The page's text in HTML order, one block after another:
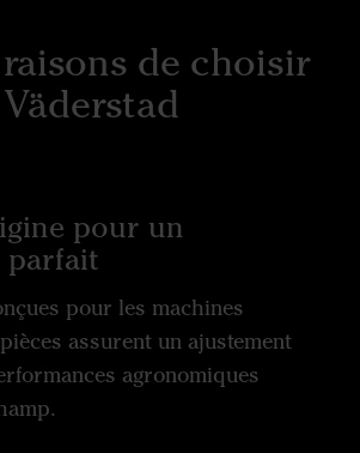
de choisir
Väderstad
pour un
parfait
pour les machines
assurent un ajustement
agronomiques